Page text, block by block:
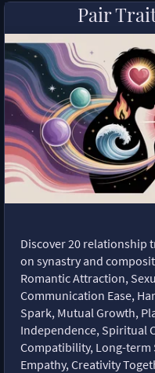
Pair
Discover 20 relationship
on synastry and
Romantic Attraction,
Communication Ease,
Spark, Mutual Growth,
Independence, Spiritual
Compatibility, Long-
Empathy, Creativity